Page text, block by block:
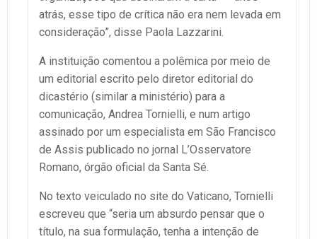
atrás, esse tipo de crítica não era nem levada em
consideração”, disse Paola Lazzarini.
A instituição comentou a polêmica por meio de
um editorial escrito pelo diretor editorial do
dicastério (similar a ministério) para a
comunicação, Andrea Tornielli, e num artigo
assinado por um especialista em São Francisco
de Assis publicado no jornal L’Osservatore
Romano, órgão oficial da Santa Sé.
No texto veiculado no site do Vaticano, Tornielli
escreveu que “seria um absurdo pensar que o
título, na sua formulação, tenha a intenção de